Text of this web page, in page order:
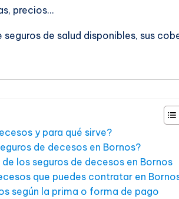
precios…
de salud disponibles, sus
y para qué sirve?
de decesos en Bornos?
los seguros de decesos en Bornos
que puedes contratar en
según la prima o forma de pago